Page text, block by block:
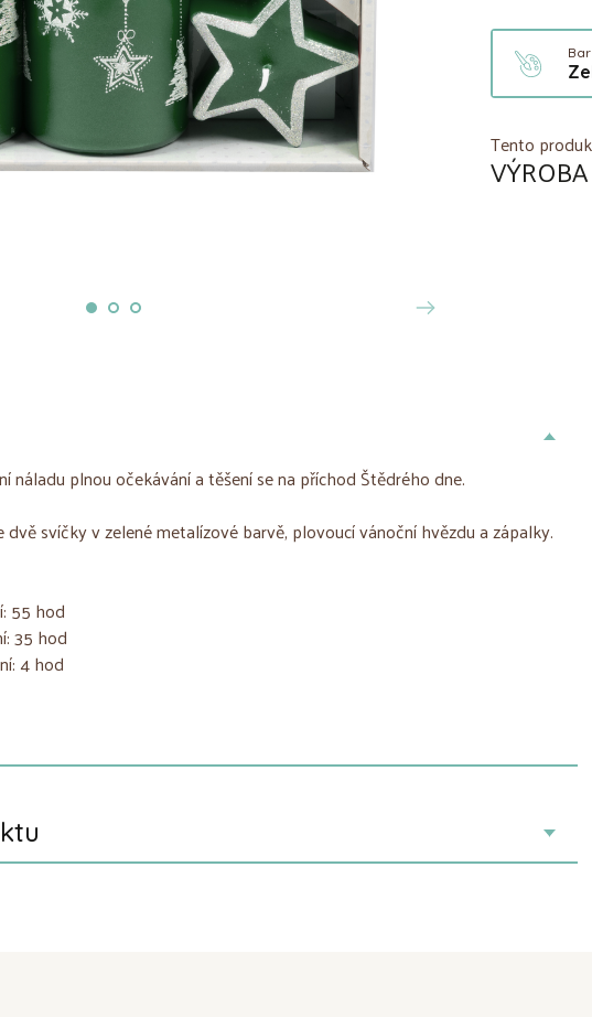
Tento
náladu plnou očekávání a těšení se na příchod Štědrého dne.
svíčky v zelené metalízové barvě, plovoucí vánoční hvězdu a zápalky.
55 hod
35 hod
4 hod